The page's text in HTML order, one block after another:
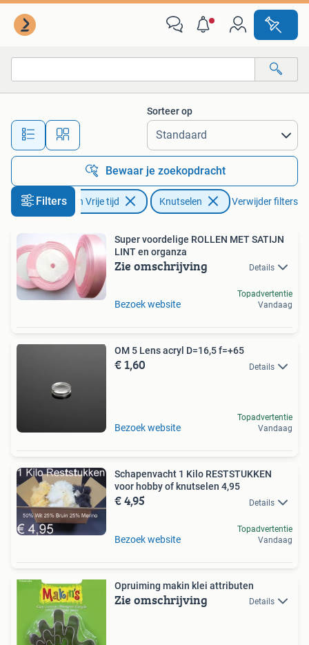
Alle afstanden…
Sorteer op
Bewaar je zoekopdracht
Filters
Hobby en Vrije tijd Knutselen Verwijder filters
Super voordelige ROLLEN MET SATIJN
LINT en organza
Zie omschrijving Details
Bezoek website
Topadvertentie
Vandaag
OM 5 Lens acryl D=16,5 f=+65
€ 1,60 Details
Bezoek website
Topadvertentie
Vandaag
Schapenvacht 1 Kilo RESTSTUKKEN
voor hobby of knutselen 4,95
€ 4,95 Details
Bezoek website
Topadvertentie
Vandaag
Opruiming makin klei attributen
Zie omschrijving Details